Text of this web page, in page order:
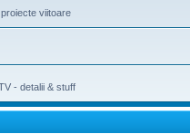
viitoare
- detalii & stuff